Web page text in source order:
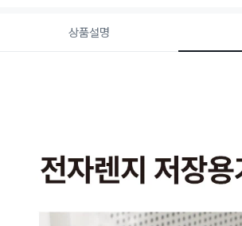
상품설명